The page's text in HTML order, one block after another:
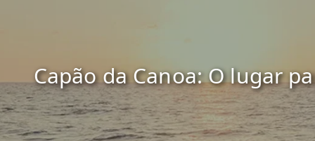
Capão da Canoa: O lugar